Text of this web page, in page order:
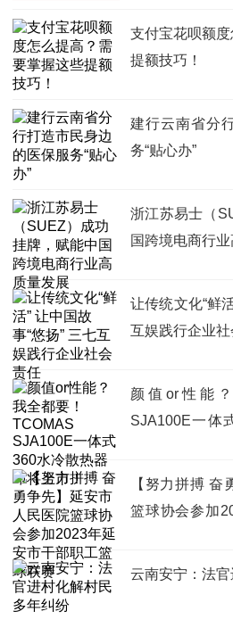
支付宝花呗额
提额技巧！
建行云南省分
务“贴心办”
浙江苏易士（
国跨境电商行
让传统文化“鲜
互娱践行企业
颜值or性能
SJA100E一体
【努力拼搏 奋
篮球协会参加
云南安宁：法